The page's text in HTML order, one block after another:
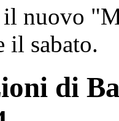
nuovo
il sabato.
di